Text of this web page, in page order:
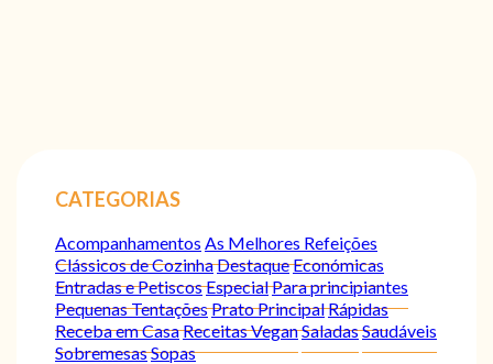
CATEGORIAS
Acompanhamentos As Melhores Refeições
Clássicos de CozinhaDestaqueEconómicas
Entradas e PetiscosEspecialPara principiantes
Pequenas TentaçõesPrato PrincipalRápidas
Receba em CasaReceitas VeganSaladasSaudáveis
SobremesasSopas